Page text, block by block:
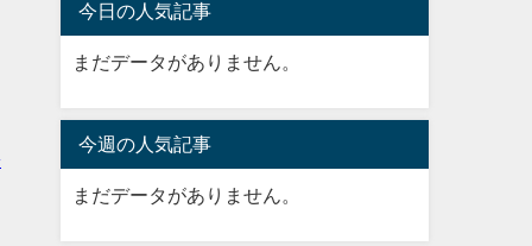
今日の人気記事
まだデータがありません。
今週の人気記事
まだデータがありません。